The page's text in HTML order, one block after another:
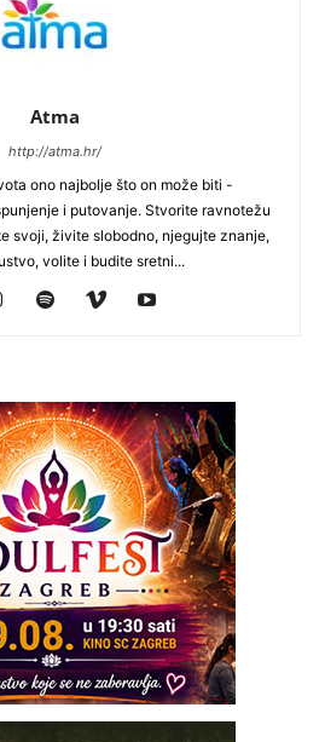
Atma
http://atma.hr/
ono najbolje što on može biti -
i putovanje. Stvorite ravnotežu
svoji, živite slobodno, njegujte znanje,
volite i budite sretni...